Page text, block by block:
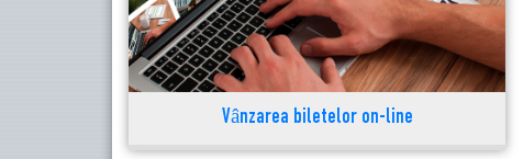
Vânzarea biletelor on-line